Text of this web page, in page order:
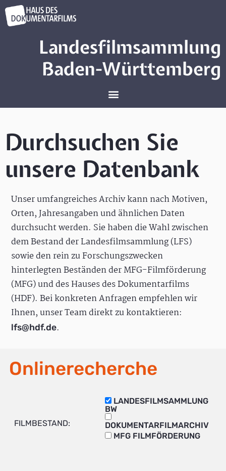
Landesfilmsammlung
Baden-Württemberg
Durchsuchen Sie
unsere Datenbank
Unser umfangreiches Archiv kann nach Motiven,
Orten, Jahresangaben und ähnlichen Daten
durchsucht werden. Sie haben die Wahl zwischen
dem Bestand der Landesfilmsammlung (LFS)
sowie den rein zu Forschungszwecken
hinterlegten Beständen der MFG-Filmförderung
(MFG) und des Hauses des Dokumentarfilms
(HDF). Bei konkreten Anfragen empfehlen wir
Ihnen, unser Team direkt zu kontaktieren:
lfs@hdf.de.
Onlinerecherche
FILMBESTAND:
LANDESFILMSAMMLUNG
BW
DOKUMENTARFILMARCHIV
MFG FILMFÖRDERUNG